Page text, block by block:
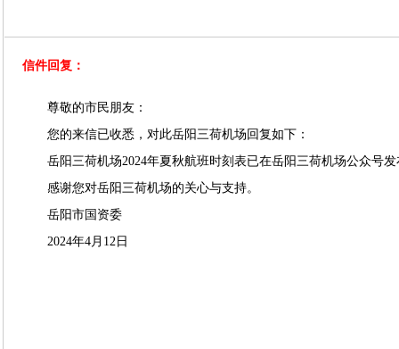
信件回复：
尊敬的市民朋友：
您的来信已收悉，对此岳阳三荷机场回复如下：
岳阳三荷机场2024年夏秋航班时刻表已在岳阳三荷机场公众号发
感谢您对岳阳三荷机场的关心与支持。
岳阳市国资委
2024年4月12日